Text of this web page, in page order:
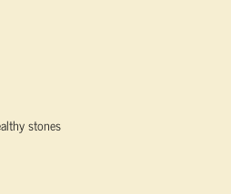
stones